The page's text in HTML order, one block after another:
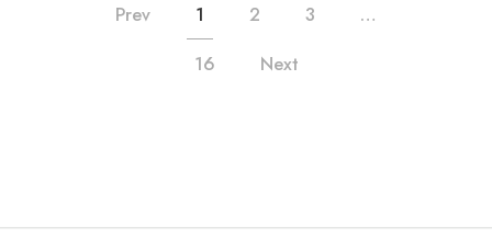
Prev 1 2 3
…
16
Next